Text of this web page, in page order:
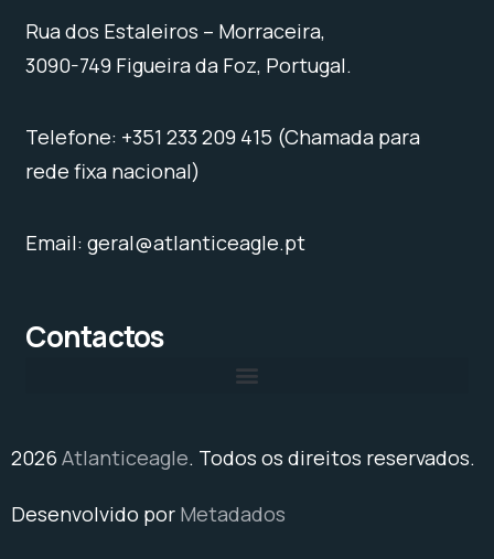
Rua dos Estaleiros – Morraceira,
3090-749 Figueira da Foz, Portugal.
Telefone: +351 233 209 415 (Chamada para
rede fixa nacional)
Email: geral@atlanticeagle.pt
Contactos
2026 Atlanticeagle. Todos os direitos reservados.
Desenvolvido por Metadados